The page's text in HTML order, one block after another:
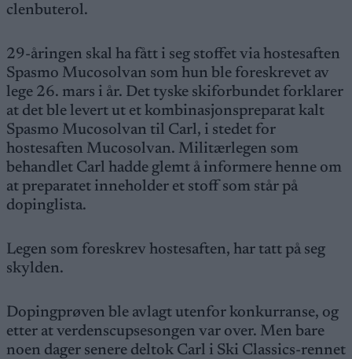
clenbuterol.
29-åringen skal ha fått i seg stoffet via hostesaften
Spasmo Mucosolvan som hun ble foreskrevet av
lege 26. mars i år. Det tyske skiforbundet forklarer
at det ble levert ut et kombinasjonspreparat kalt
Spasmo Mucosolvan til Carl, i stedet for
hostesaften Mucosolvan. Militærlegen som
behandlet Carl hadde glemt å informere henne om
at preparatet inneholder et stoff som står på
dopinglista.
Legen som foreskrev hostesaften, har tatt på seg
skylden.
Dopingprøven ble avlagt utenfor konkurranse, og
etter at verdenscupsesongen var over. Men bare
noen dager senere deltok Carl i Ski Classics-rennet